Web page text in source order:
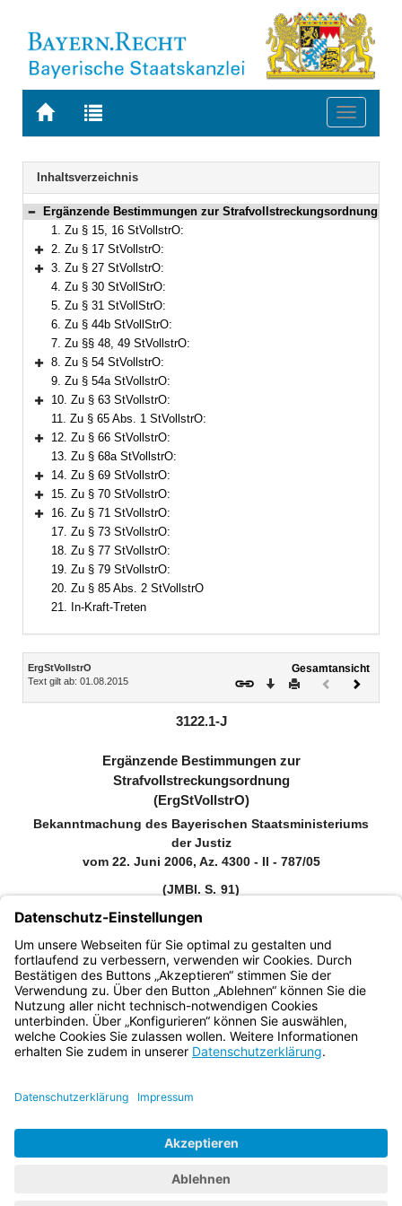
Zur
BAYERN.RECHT
Zur
letzten
Suche
Toggle
Navigation
Inhaltsverzeichnis
Bereich reduzieren
Ergänzende Bestimmungen zur Strafvollstreckungsordnung
1. Zu § 15, 16 StVollstrO:
Bereich erweitern
2. Zu § 17 StVollstrO:
Bereich erweitern
3. Zu § 27 StVollstrO:
4. Zu § 30 StVollStrO:
5. Zu § 31 StVollStrO:
6. Zu § 44b StVollStrO:
7. Zu §§ 48, 49 StVollstrO:
Bereich erweitern
8. Zu § 54 StVollstrO:
9. Zu § 54a StVollstrO:
Bereich erweitern
10. Zu § 63 StVollstrO:
11. Zu § 65 Abs. 1 StVollstrO:
Bereich erweitern
12. Zu § 66 StVollstrO:
13. Zu § 68a StVollstrO:
Bereich erweitern
14. Zu § 69 StVollstrO:
Bereich erweitern
15. Zu § 70 StVollstrO:
Bereich erweitern
16. Zu § 71 StVollstrO:
17. Zu § 73 StVollstrO:
18. Zu § 77 StVollstrO:
19. Zu § 79 StVollstrO:
20. Zu § 85 Abs. 2 StVollstrO
21. In-Kraft-Treten
Inhalt
ErgStVollstrO
Text gilt ab: 01.08.2015
Gesamtansicht
Download
DruckenVorheriges
3122.1-J
Ergänzende Bestimmungen zur
Strafvollstreckungsordnung
(ErgStVollstrO)
Bekanntmachung des Bayerischen Staatsministeriums
der Justiz
vom 22. Juni 2006, Az. 4300 - II - 787/05
(JMBl. S. 91)
Zitiervorschlag: Bekanntmachung des Bayerischen
Strafvollstreckungsordnung (ErgStVollstrO) vom 22. Juni 2006
(JMBl. S. 91)
Bayern.de
BayernPortal
Impressum